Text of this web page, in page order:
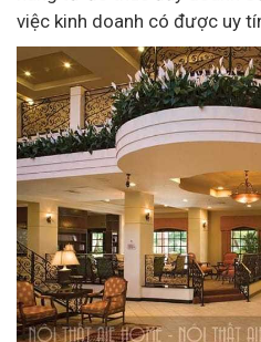
việc kinh doanh có được uy